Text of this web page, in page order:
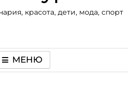
красота, дети, мода, спорт
МЕНЮ